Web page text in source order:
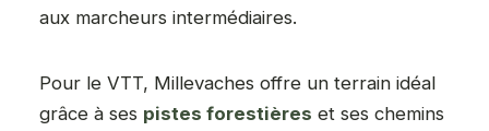
aux marcheurs intermédiaires.
Pour le VTT, Millevaches offre un terrain idéal
grâce à ses pistes forestières et ses chemins